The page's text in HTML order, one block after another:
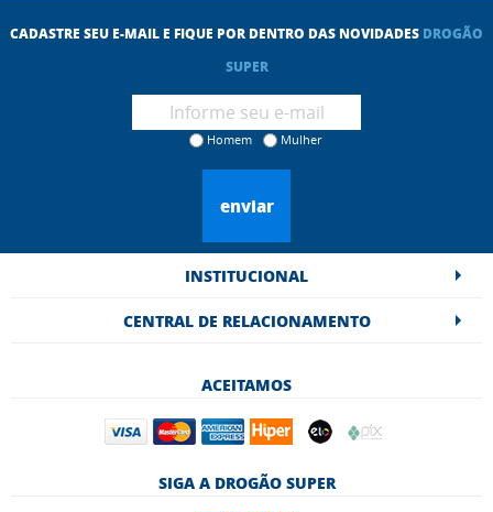
CADASTRE SEU E-MAIL E FIQUE POR DENTRO DAS NOVIDADES DROGÃO
SUPER
Homem Mulher
enviar
INSTITUCIONAL
CENTRAL DE RELACIONAMENTO
ACEITAMOS
SIGA A DROGÃO SUPER